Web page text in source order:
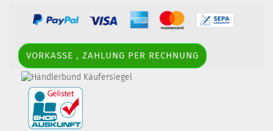
VORKASSE , ZAHLUNG PER RECHNUNG